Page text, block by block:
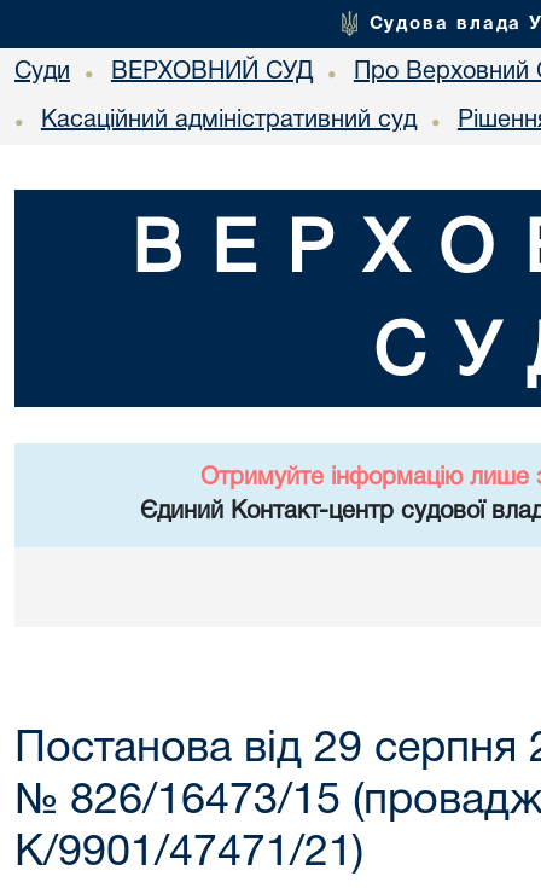
Судова влада
Суди • ВЕРХОВНИЙ СУД • Про Верховний
• Касаційний адміністративний суд •
Отримуйте інформацію лише
Єдиний Контакт-центр судової
Постанова від 29 серпня
№ 826/16473/15
К/9901/47471/21)